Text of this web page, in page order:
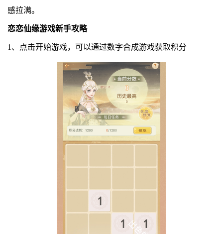
感拉满。
恋恋仙缘游戏新手攻略
1、点击开始游戏，可以通过数字合成游戏获取积分